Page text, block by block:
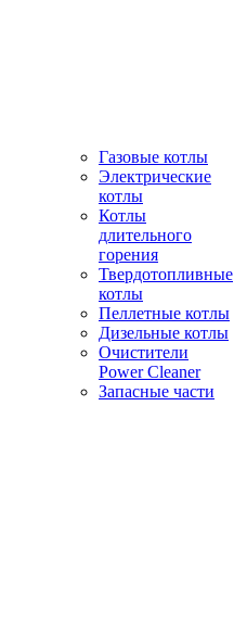
Газовые котлы
Электрические
котлы
Котлы
длительного
горения
Твердотопливные
котлы
Пеллетные котлы
Дизельные котлы
Очистители
Power Cleaner
Запасные части